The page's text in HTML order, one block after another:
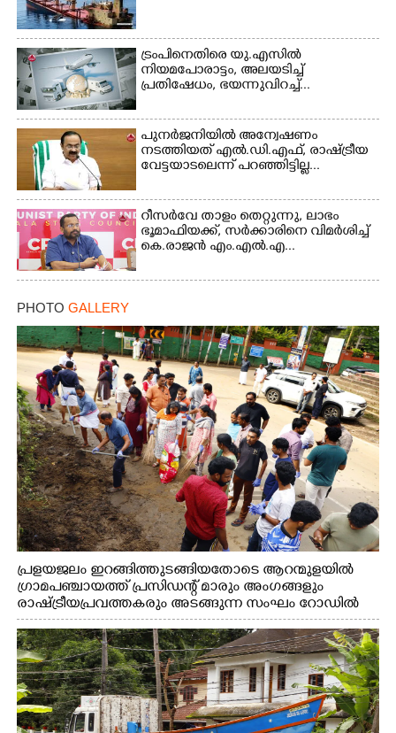
ട്രംപിനെതിരെ യു.എസിൽ
നിയമപോരാട്ടം, അലയടിച്ച്
പ്രതിഷേധം, ഭയന്നുവിറച്ച്...
പുനർജനിയിൽ അന്വേഷണം
നടത്തിയത് എൽ.ഡി.എഫ്, രാഷ്ട്രീയ
വേട്ടയാടലെന്ന് പറഞ്ഞിട്ടില്ല...
റീസർവേ താളം തെറ്റുന്നു, ലാഭം
ഭൂമാഫിയക്ക്, സർക്കാരിനെ വിമർശിച്ച്
കെ.രാജൻ എം.എൽ.എ...
PHOTO GALLERY
പ്രളയജലം ഇറങ്ങിത്തുടങ്ങിയതോടെ ആറന്മുളയിൽ
ഗ്രാമപഞ്ചായത്ത് പ്രസിഡന്റ് മാരും അംഗങ്ങളും
രാഷ്ട്രീയപ്രവത്തകരും അടങ്ങുന്ന സംഘം റോഡിൽ
അടിഞ്ഞ് കൂടിയ ചെളിയും മണ്ണും മറ്റ് മാലിന്യങ്ങളും
നീക്കം ചെയ്യുന്നു.